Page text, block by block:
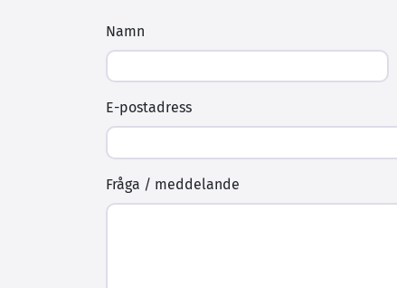
Namn
E-postadress
Fråga / meddelande